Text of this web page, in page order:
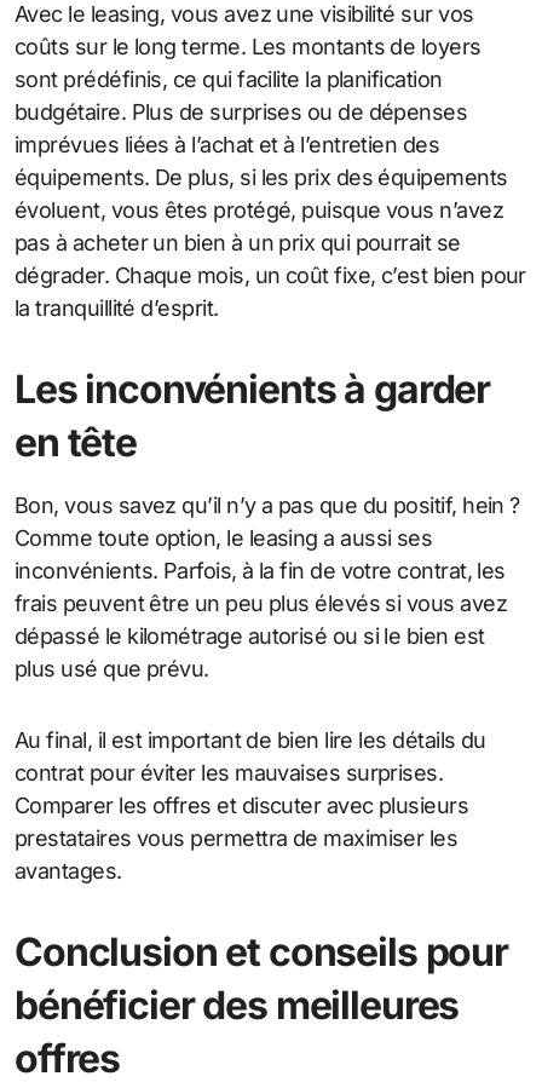
Avec le leasing, vous avez une visibilité sur vos
coûts sur le long terme. Les montants de loyers
sont prédéfinis, ce qui facilite la planification
budgétaire. Plus de surprises ou de dépenses
imprévues liées à l’achat et à l’entretien des
équipements. De plus, si les prix des équipements
évoluent, vous êtes protégé, puisque vous n’avez
pas à acheter un bien à un prix qui pourrait se
dégrader. Chaque mois, un coût fixe, c’est bien pour
la tranquillité d’esprit.
Les inconvénients à garder
en tête
Bon, vous savez qu’il n’y a pas que du positif, hein ?
Comme toute option, le leasing a aussi ses
inconvénients. Parfois, à la fin de votre contrat, les
frais peuvent être un peu plus élevés si vous avez
dépassé le kilométrage autorisé ou si le bien est
plus usé que prévu.
Au final, il est important de bien lire les détails du
contrat pour éviter les mauvaises surprises.
Comparer les offres et discuter avec plusieurs
prestataires vous permettra de maximiser les
avantages.
Conclusion et conseils pour
bénéficier des meilleures
offres